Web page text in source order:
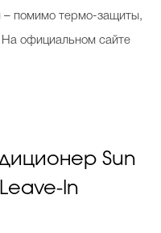
– помимо термо-защиты,
официальном сайте
Sun
In